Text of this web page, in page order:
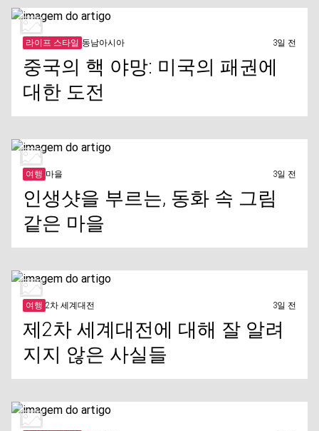
라이프 스타일 동남아시아 3일 전
중국의 핵 야망: 미국의 패권에
대한 도전
여행 마을 3일 전
인생샷을 부르는, 동화 속 그림
같은 마을
여행 2차 세계대전 3일 전
제2차 세계대전에 대해 잘 알려
지지 않은 사실들